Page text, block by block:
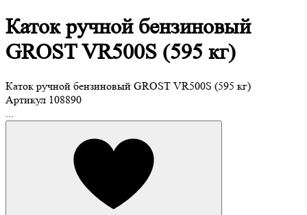
Каток ручной бензиновый
GROST VR500S (595 кг)
Каток ручной бензиновый GROST VR500S (595 кг)
Артикул 108890
...